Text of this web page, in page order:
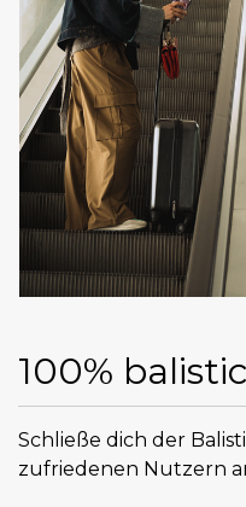
100%
Schließe dich der
zufriedenen Nutzern